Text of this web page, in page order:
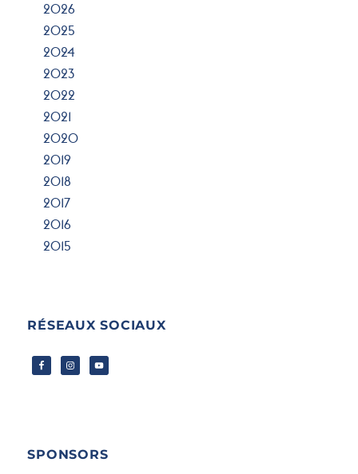
2026
2025
2024
2023
2022
2021
2020
2019
2018
2017
2016
2015
RÉSEAUX SOCIAUX
SPONSORS